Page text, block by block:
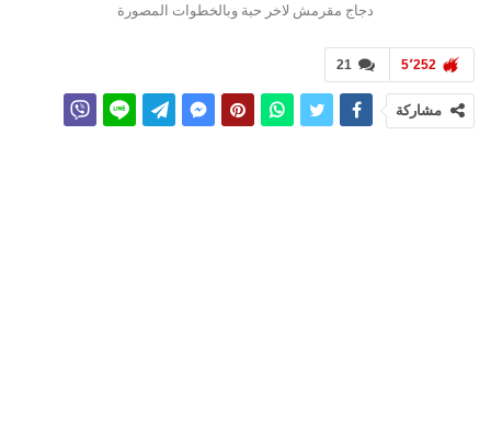
دجاج مقرمش لاخر حبة وبالخطوات المصورة
21 5٬252
مشاركة